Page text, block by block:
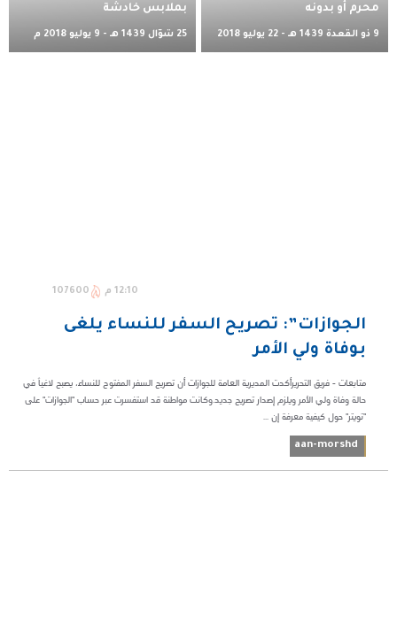
محرم أو بدونه
9 ذو القعدة 1439 هـ - 22 يوليو 2018
بملابس خادشة
25 شوّال 1439 هـ - 9 يوليو 2018 م
12:10 م 107600
الجوازات”: تصريح السفر للنساء يلغى
بوفاة ولي الأمر
متابعات - فريق التحريرأكدت المديرية العامة للجوازات أن تصريح السفر المفتوح للنساء، يصبح لاغياً في
حالة وفاة ولي الأمر ويلزم إصدار تصريح جديد.وكانت مواطنة قد استفسرت عبر حساب "الجوازات" على
"تويتر" حول كيفية معرفة إن ...
aan-morshd